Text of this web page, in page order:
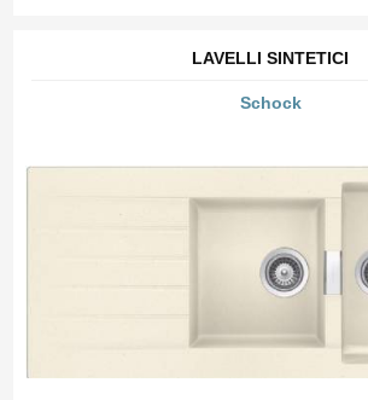
LAVELLI SINTETICI
Schock